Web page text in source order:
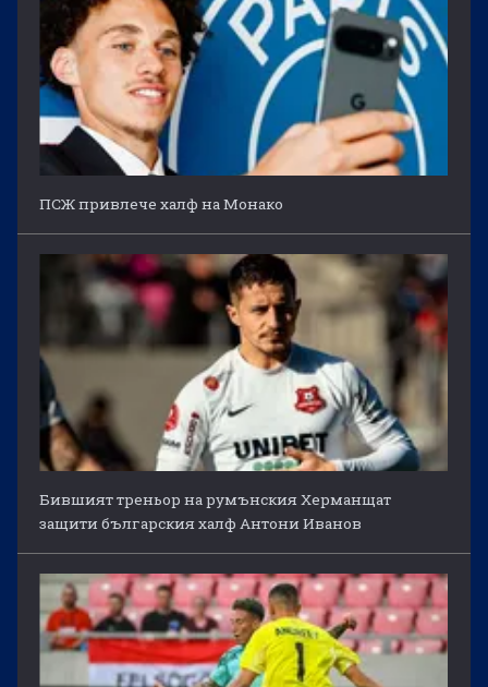
ПСЖ привлече халф на Монако
Бившият треньор на румънския Херманщат
защити българския халф Антони Иванов